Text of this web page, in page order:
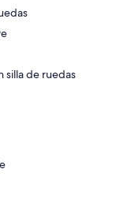
silla de ruedas